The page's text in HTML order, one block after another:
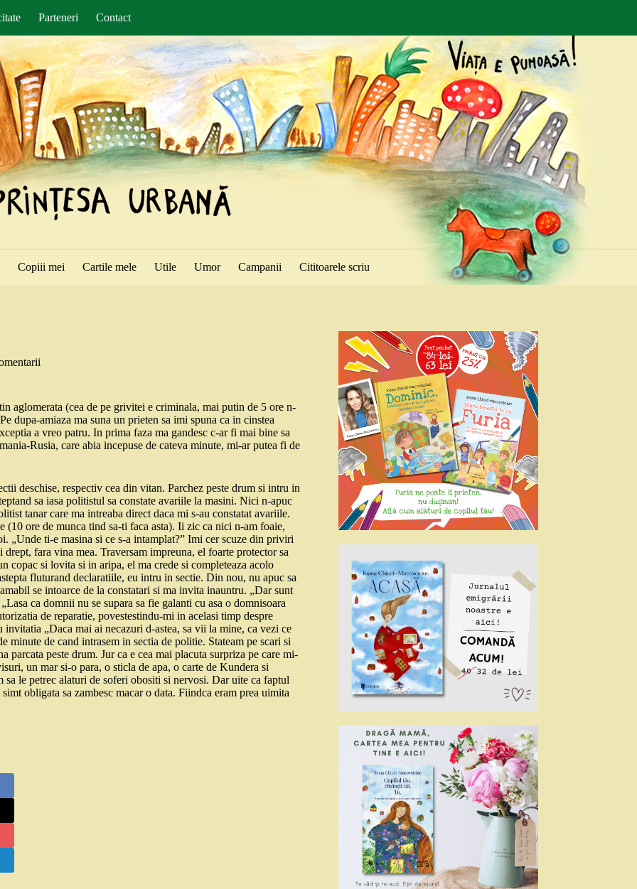
Parteneri Contact
Copiii mei Cartile mele Utile Umor Campanii Cititoarele scriu
aglomerata (cea de pe grivitei e criminala, mai putin de 5 ore n-
dupa-amiaza ma suna un prieten sa imi spuna ca in cinstea
a vreo patru. In prima faza ma gandesc c-ar fi mai bine sa
Rusia, care abia incepuse de cateva minute, mi-ar putea fi de
deschise, respectiv cea din vitan. Parchez peste drum si intru in
sa iasa politistul sa constate avariile la masini. Nici n-apuc
tanar care ma intreaba direct daca mi s-au constatat avariile.
(10 ore de munca tind sa-ti faca asta). Ii zic ca nici n-am foaie,
„Unde ti-e masina si ce s-a intamplat?” Imi cer scuze din priviri
fara vina mea. Traversam impreuna, el foarte protector sa
copac si lovita si in aripa, el ma crede si completeaza acolo
fluturand declaratiile, eu intru in sectie. Din nou, nu apuc sa
se intoarce de la constatari si ma invita inauntru. „Dar sunt
ca domnii nu se supara sa fie galanti cu asa o domnisoara
de reparatie, povestestindu-mi in acelasi timp despre
„Daca mai ai necazuri d-astea, sa vii la mine, ca vezi ce
de cand intrasem in sectia de politie. Stateam pe scari si
parcata peste drum. Jur ca e cea mai placuta surpriza pe care mi-
un mar si-o para, o sticla de apa, o carte de Kundera si
le petrec alaturi de soferi obositi si nervosi. Dar uite ca faptul
obligata sa zambesc macar o data. Fiindca eram prea uimita